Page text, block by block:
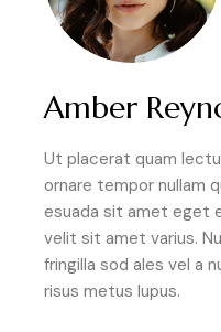
Amber
Ut placerat quam
ornare tempor nullam
esuada sit amet eget
velit sit amet varius.
fringilla sod ales vel a
risus metus lupus.